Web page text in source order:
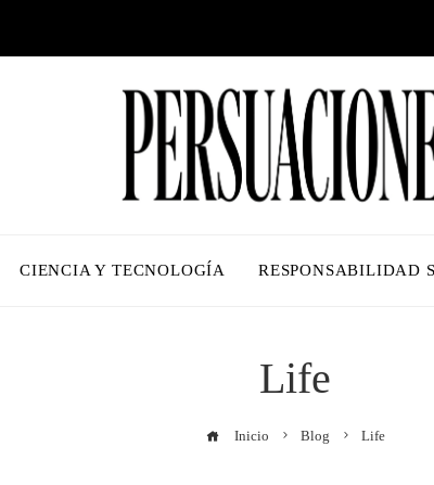
CIENCIA Y TECNOLOGÍA RESPONSABILIDAD
Life
Inicio Blog Life